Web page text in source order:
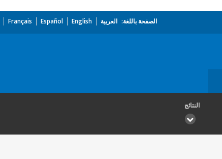
الصفحة باللغة: العربية English
Español
Français
النتائج